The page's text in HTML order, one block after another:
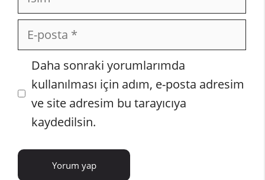
posta
İnternet
sitesi
Daha sonraki yorumlarımda
kullanılması için adım, e-posta adresim
ve site adresim bu tarayıcıya
kaydedilsin.